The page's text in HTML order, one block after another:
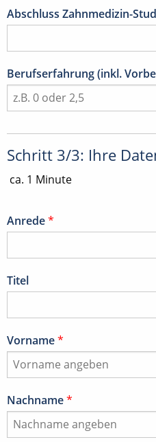
Abschluss Zahnmedizin-
Berufserfahrung (inkl.
Schritt 3/3: Ihre
ca. 1 Minute
Anrede*
Titel
Vorname*
Nachname*